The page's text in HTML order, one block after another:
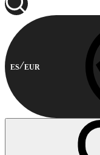
ES EUR